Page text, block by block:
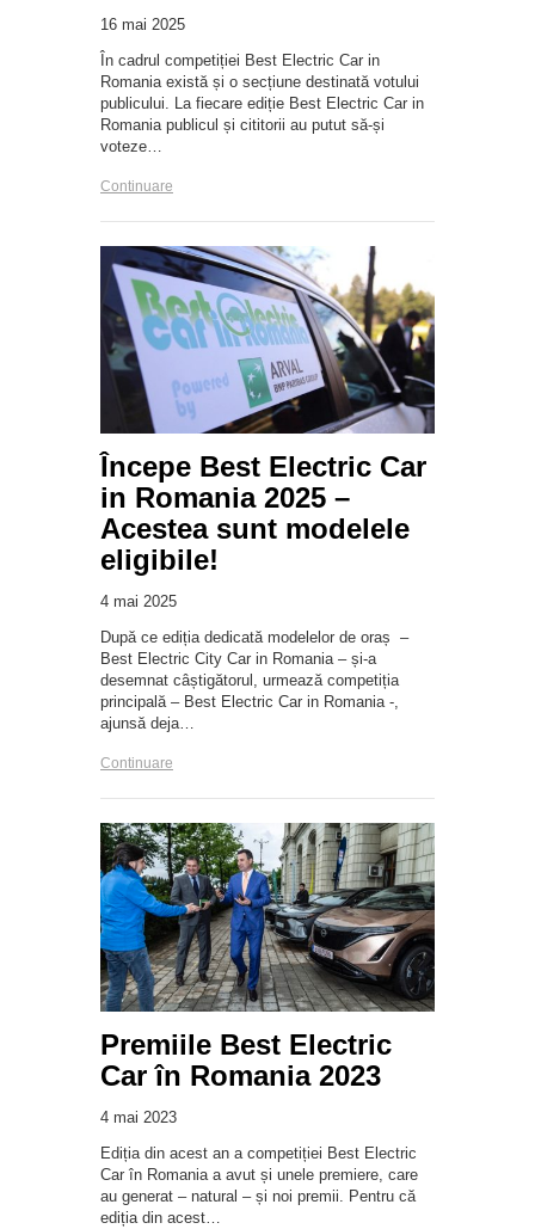
16 mai 2025
În cadrul competiției Best Electric Car in
Romania există și o secțiune destinată votului
publicului. La fiecare ediție Best Electric Car in
Romania publicul și cititorii au putut să-și
voteze…
Continuare
Începe Best Electric Car
in Romania 2025 –
Acestea sunt modelele
eligibile!
4 mai 2025
După ce ediția dedicată modelelor de oraș –
Best Electric City Car in Romania – și-a
desemnat câștigătorul, urmează competiția
principală – Best Electric Car in Romania -,
ajunsă deja…
Continuare
Premiile Best Electric
Car în Romania 2023
4 mai 2023
Ediția din acest an a competiției Best Electric
Car în Romania a avut și unele premiere, care
au generat – natural – și noi premii. Pentru că
ediția din acest…